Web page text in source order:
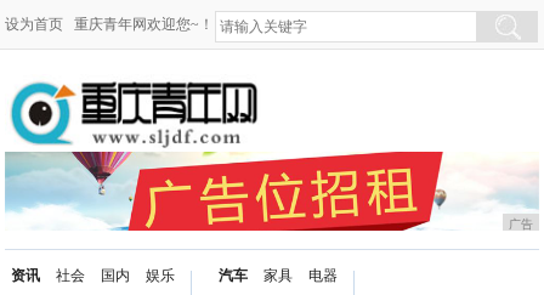
设为首页 重庆青年网欢迎您~！
广告
资讯
社会
国内
娱乐
汽车
家具
电器